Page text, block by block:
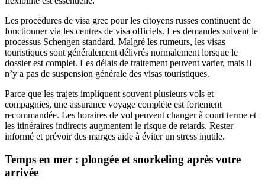
Les procédures de visa grec pour les citoyens russes continuent de
fonctionner via les centres de visa officiels. Les demandes suivent le
processus Schengen standard. Malgré les rumeurs, les visas
touristiques sont généralement délivrés normalement lorsque le
dossier est complet. Les délais de traitement peuvent varier, mais il
n’y a pas de suspension générale des visas touristiques.
Parce que les trajets impliquent souvent plusieurs vols et
compagnies, une assurance voyage complète est fortement
recommandée. Les horaires de vol peuvent changer à court terme et
les itinéraires indirects augmentent le risque de retards. Rester
informé et prévoir des marges aide à éviter un stress inutile.
Temps en mer : plongée et snorkeling après votre
arrivée